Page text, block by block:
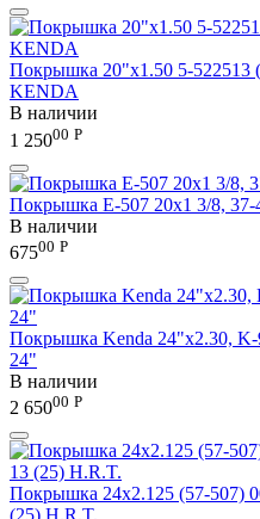
Покрышка 20"х1.50 5-522513
KENDA
В наличии
1 25000 Р
Покрышка E-507 20x1 3/8, 37-
В наличии
67500 Р
Покрышка Kenda 24"x2.30,
24"
В наличии
2 65000 Р
Покрышка 24x2.125 (57-507)